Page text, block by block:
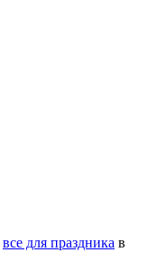
все для праздника в